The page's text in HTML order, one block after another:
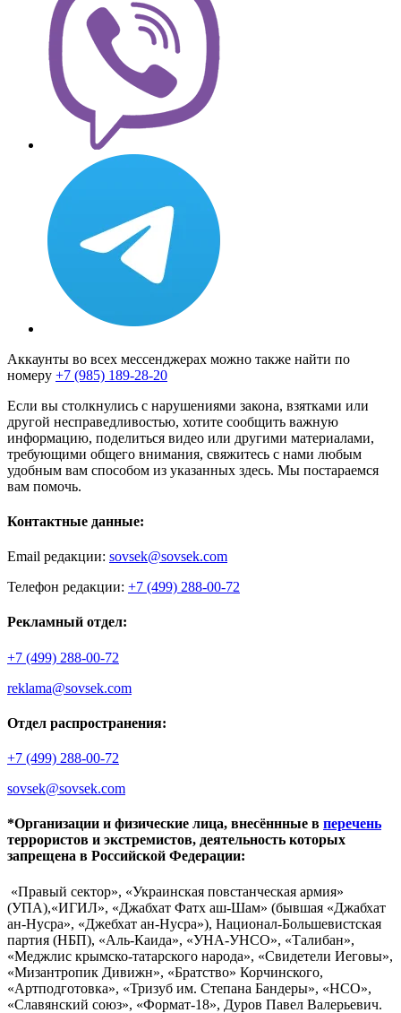
Аккаунты во всех мессенджерах можно также найти по
номеру +7 (985) 189-28-20
Если вы столкнулись с нарушениями закона, взятками или
другой несправедливостью, хотите сообщить важную
информацию, поделиться видео или другими материалами,
требующими общего внимания, свяжитесь с нами любым
удобным вам способом из указанных здесь. Мы постараемся
вам помочь.
Контактные данные:
Email редакции: sovsek@sovsek.com
Телефон редакции: +7 (499) 288-00-72
Рекламный отдел:
+7 (499) 288-00-72
reklama@sovsek.com
Отдел распространения:
+7 (499) 288-00-72
sovsek@sovsek.com
*Организации и физические лица, внесённные в перечень
террористов и экстремистов, деятельность которых
запрещена в Российской Федерации:
«Правый сектор», «Украинская повстанческая армия»
(УПА),«ИГИЛ», «Джабхат Фатх аш-Шам» (бывшая «Джабхат
ан-Нусра», «Джебхат ан-Нусра»), Национал-Большевистская
партия (НБП), «Аль-Каида», «УНА-УНСО», «Талибан»,
«Меджлис крымско-татарского народа», «Свидетели Иеговы»,
«Мизантропик Дивижн», «Братство» Корчинского,
«Артподготовка», «Тризуб им. Степана Бандеры», «НСО»,
«Славянский союз», «Формат-18», Дуров Павел Валерьевич.